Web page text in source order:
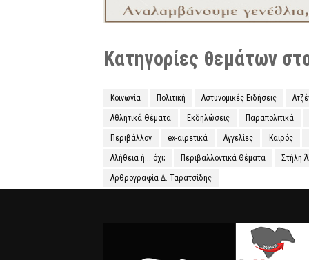
Κατηγορίες θεμάτων
Κοινωνία Πολιτική Αστυνομικές Ειδήσεις
Αθλητικά Θέματα Εκδηλώσεις Παραπολιτικά
Περιβάλλον ex-αιρετικά Αγγελίες Καιρός
Αλήθεια ή... όχι; Περιβαλλοντικά Θέματα Στήλη
Αρθρογραφία Δ. Ταρατσίδης